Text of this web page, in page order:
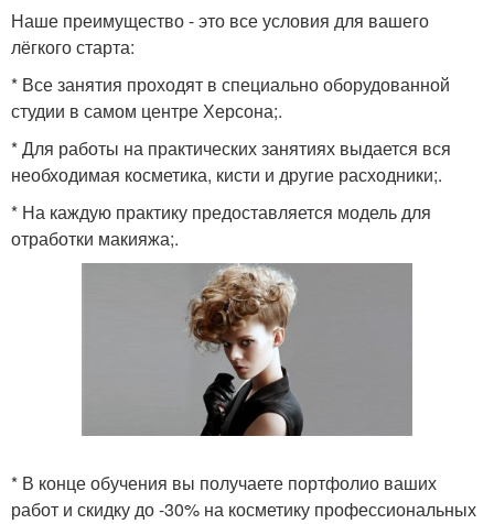
Наше преимущество - это все условия для вашего
лёгкого старта:
* Все занятия проходят в специально оборудованной
студии в самом центре Херсона;.
* Для работы на практических занятиях выдается вся
необходимая косметика, кисти и другие расходники;.
* На каждую практику предоставляется модель для
отработки макияжа;.
* В конце обучения вы получаете портфолио ваших
работ и скидку до -30% на косметику профессиональных